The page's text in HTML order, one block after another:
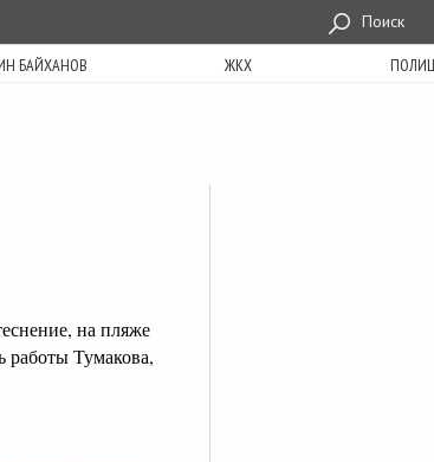
Поиск
БАЙХАНОВ ЖКХ
на пляже
Тумакова,